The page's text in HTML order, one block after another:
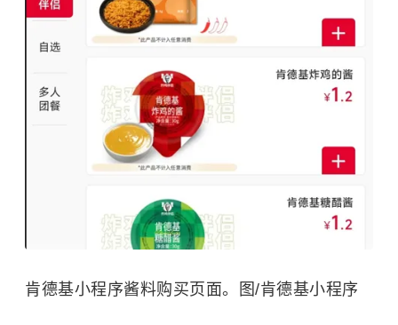
肯德基小程序酱料购买页面。图/肯德基小程序